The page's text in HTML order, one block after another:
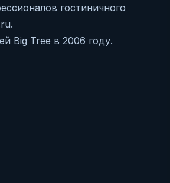
гостиничного
Big Tree в 2006 году.